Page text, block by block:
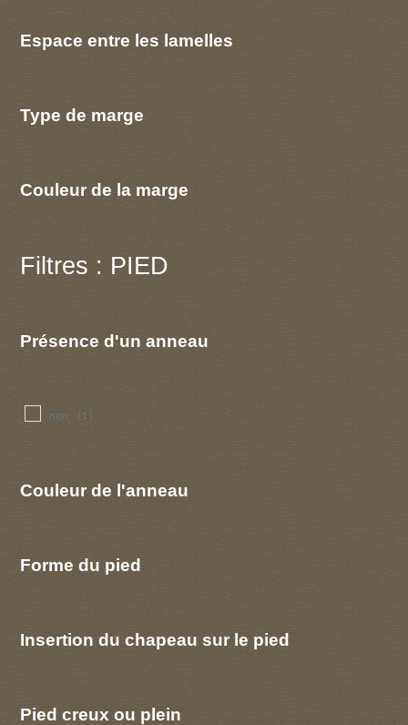
Espace entre les lamelles
Type de marge
Couleur de la marge
Filtres : PIED
Présence d'un anneau
non (1)
Couleur de l'anneau
Forme du pied
Insertion du chapeau sur le pied
Pied creux ou plein